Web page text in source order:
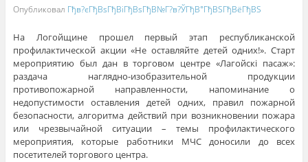
Опубликовал Гђв?єГђВѕГђВіГђВѕГђВ№Г?в?ЎГђВ°ГђВЅГђВёГђВЅ
На Логойщине прошел первый этап республиканской
профилактической акции «Не оставляйте детей одних!». Старт
мероприятию был дан в торговом центре «Лагойскi пасаж»:
раздача наглядно-изобразительной продукции
противопожарной направленности, напоминание о
недопустимости оставления детей одних, правил пожарной
безопасности, алгоритма действий при возникновении пожара
или чрезвычайной ситуации – темы профилактического
мероприятия, которые работники МЧС доносили до всех
посетителей торгового центра.